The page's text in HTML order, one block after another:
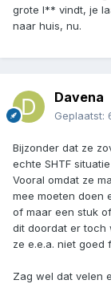
grote l** vindt, je
naar huis, nu.
Davena
Geplaatst:
Bijzonder dat ze
echte SHTF
Vooral omdat ze
mee moeten doen
of maar een stuk
dit doordat er toch
ze e.e.a. niet goed
Zag wel dat velen